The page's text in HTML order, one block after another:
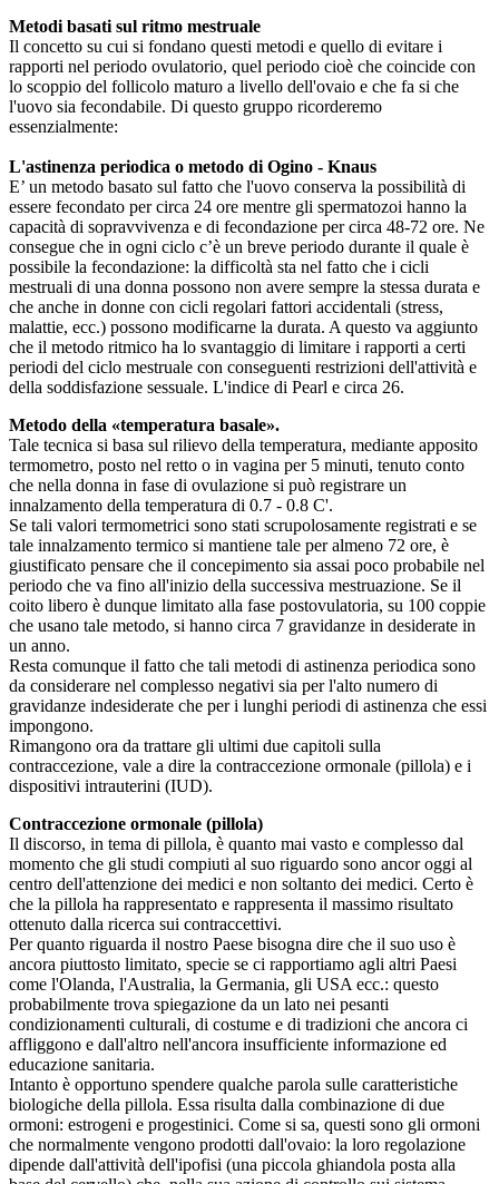
Metodi basati sul ritmo mestruale
Il concetto su cui si fondano questi metodi e quello di evitare i
rapporti nel periodo ovulatorio, quel periodo cioè che coincide con
lo scoppio del follicolo maturo a livello dell'ovaio e che fa si che
l'uovo sia fecondabile. Di questo gruppo ricorderemo
essenzialmente:
L'astinenza periodica o metodo di Ogino - Knaus
E’ un metodo basato sul fatto che l'uovo conserva la possibilità di
essere fecondato per circa 24 ore mentre gli spermatozoi hanno la
capacità di sopravvi­venza e di fecondazione per circa 48-72 ore. Ne
consegue che in ogni ciclo c’è un breve periodo durante il quale è
possibile la fecondazione: la difficoltà sta nel fatto che i cicli
mestruali di una donna possono non avere sempre la stessa durata e
che anche in donne con cicli regolari fattori accidentali (stress,
malattie, ecc.) possono modificarne la durata. A questo va aggiunto
che il metodo ritmico ha lo svantaggio di limitare i rapporti a certi
periodi del ciclo mestruale con conseguenti restrizioni dell'attività e
della soddisfazione sessuale. L'indice di Pearl e circa 26.
Metodo della «temperatura basale».
Tale tecnica si basa sul rilievo della temperatura, mediante apposito
termometro, posto nel retto o in vagina per 5 minuti, tenuto conto
che nella donna in fase di ovulazione si può regi­strare un
innalzamento della temperatura di 0.7 - 0.8 C'.
Se tali valori termometrici sono stati scrupolosamente registrati e se
tale innalzamento termico si mantiene tale per almeno 72 ore, è
giustificato pensare che il concepimento sia assai poco probabile nel
periodo che va fino all'inizio della successiva mestruazione. Se il
coito libero è dunque limitato alla fase postovulatoria, su 100 coppie
che usano tale metodo, si hanno circa 7 gravidanze in desiderate in
un anno.
Resta comunque il fatto che tali metodi di astinenza periodica sono
da considerare nel complesso negativi sia per l'alto numero di
gravidanze indesiderate che per i lunghi periodi di astinenza che essi
impongono.
Rimangono ora da trattare gli ultimi due capitoli sulla
contraccezione, vale a dire la contraccezione ormonale (pillola) e i
dispositivi intrauterini (IUD).
Contraccezione ormonale (pillola)
Il discorso, in tema di pillola, è quanto mai vasto e complesso dal
momento che gli studi compiuti al suo riguardo sono ancor oggi al
centro dell'attenzione dei medici e non soltanto dei medici. Certo è
che la pillola ha rappresentato e rappresenta il massimo risultato
ottenuto dalla ricerca sui contraccettivi.
Per quanto riguarda il nostro Paese bisogna dire che il suo uso è
ancora piuttosto limitato, specie se ci rapportiamo agli altri Paesi
come l'Olanda, l'Australia, la Germania, gli USA ecc.: questo
probabilmente trova spiegazione da un lato nei pesanti
condizionamenti culturali, di costume e di tradizioni che ancora ci
affliggono e dall'altro nell'ancora insufficiente informazione ed
educazione sanitaria.
Intanto è opportuno spendere qualche parola sulle caratteristiche
biologiche della pillola. Essa risulta dalla combinazione di due
ormoni: estrogeni e progestinici. Come si sa, questi sono gli ormoni
che normalmente vengono prodotti dall'ovaio: la loro regolazione
dipende dall'attività dell'ipofisi (una piccola ghiandola posta alla